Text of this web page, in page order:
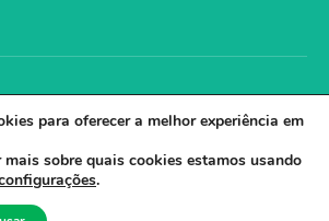
Ver A Cidade - Todos os direitos
para oferecer a melhor experiência em
mais sobre quais cookies estamos usando
.